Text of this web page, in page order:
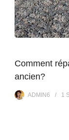
Comment
ancien?
ADMIN6 1